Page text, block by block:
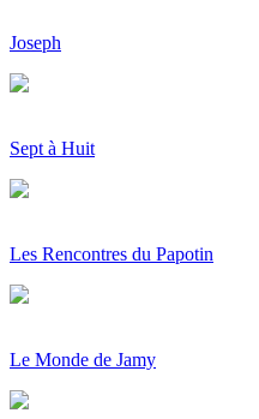
Joseph
Sept à Huit
Les Rencontres du Papotin
Le Monde de Jamy